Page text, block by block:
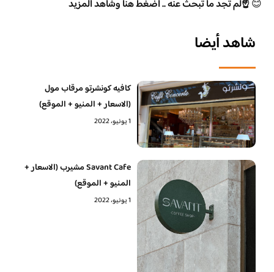
😊☝️لم تجد ما تبحث عنه .. اضغط هنا وشاهد المزيد
شاهد أيضا
كافيه كونشرتو مرقاب مول
(الاسعار + المنيو + الموقع)
1 يونيو، 2022
Savant Cafe مشيرب (الاسعار +
المنيو + الموقع)
1 يونيو، 2022